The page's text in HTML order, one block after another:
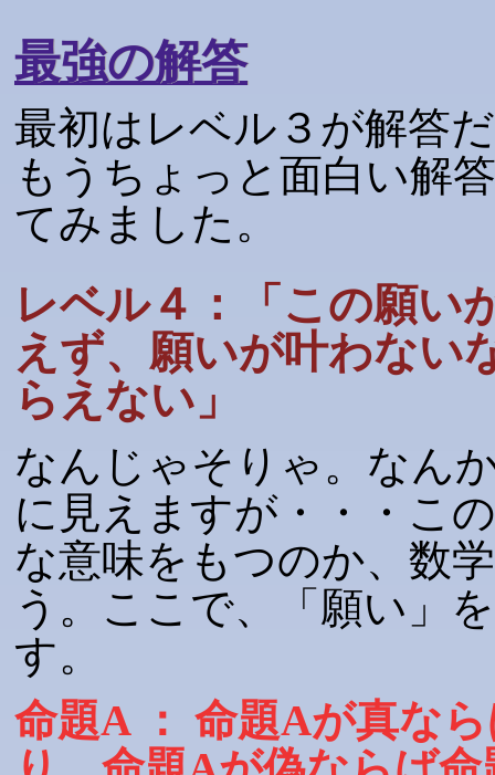
最強の解答
最初はレベル３が解答
もうちょっと面白い解
てみました。
レベル４：「この願い
えず、願いが叶わない
らえない」
なんじゃそりゃ。なん
に見えますが・・・こ
な意味をもつのか、数
う。ここで、「願い」
す。
命題A ： 命題Aが真な